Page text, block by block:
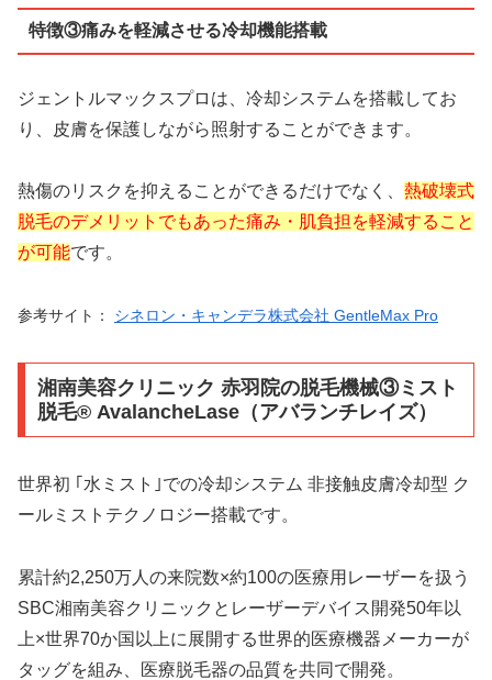
特徴③痛みを軽減させる冷却機能搭載
ジェントルマックスプロは、冷却システムを搭載してお
り、皮膚を保護しながら照射することができます。
熱傷のリスクを抑えることができるだけでなく、 熱破壊式
脱毛のデメリットでもあった痛み・肌負担を軽減すること
が可能です。
参考サイト： シネロン・キャンデラ株式会社 GentleMax Pro
湘南美容クリニック 赤羽院の脱毛機械③ミスト
脱毛® AvalancheLase（アバランチレイズ）
世界初 ｢水ミスト｣での冷却システム 非接触皮膚冷却型 ク
ールミストテクノロジー搭載です。
累計約2,250万人の来院数×約100の医療用レーザーを扱う
SBC湘南美容クリニックとレーザーデバイス開発50年以
上×世界70か国以上に展開する世界的医療機器メーカーが
タッグを組み、医療脱毛器の品質を共同で開発。